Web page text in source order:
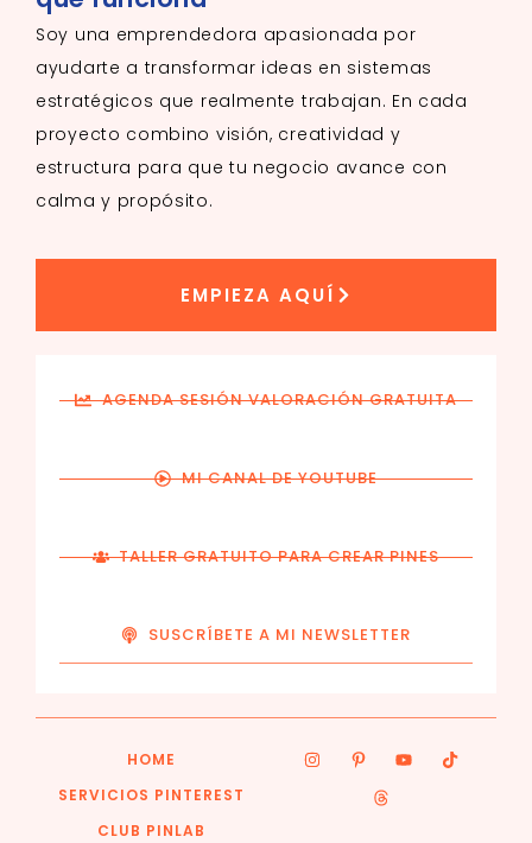
Soy una emprendedora apasionada por
ayudarte a transformar ideas en sistemas
estratégicos que realmente trabajan. En cada
proyecto combino visión, creatividad y
estructura para que tu negocio avance con
calma y propósito.
EMPIEZA AQUÍ
AGENDA SESIÓN VALORACIÓN GRATUITA
MI CANAL DE YOUTUBE
TALLER GRATUITO PARA CREAR PINES
SUSCRÍBETE A MI NEWSLETTER
HOME
SERVICIOS PINTEREST
CLUB PINLAB